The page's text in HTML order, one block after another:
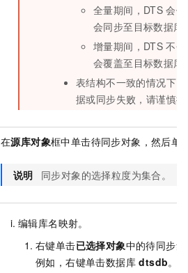
全量期间，DTS 会
会同步至目标数据库
增量期间，DTS 不
会覆盖至目标数据库
表结构不一致的情况下
据或同步失败，请谨慎
在源库对象框中单击待同步对象，然后单
说明 同步对象的选择粒度为集合。
编辑库名映射。
右键单击已选择对象中的待同步
例如，右键单击数据库dtsdb。